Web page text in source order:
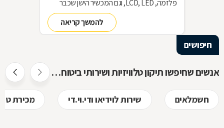
פלזמה, LCD, LED, וגם המכשיר הישן שכבר
שכחנו את שמו. כל כך הרבה אפשרויות וכל כך
מעט זמן. אז בשביל זה אנחנו כאןלהמשך קריאה
חיפושים
אנשים שחיפשו תיקון טלוויזיות ושירותי ביטוח חיפשו גם
חשמלאים שירות לוידיאו ודי.וי.די מכירת